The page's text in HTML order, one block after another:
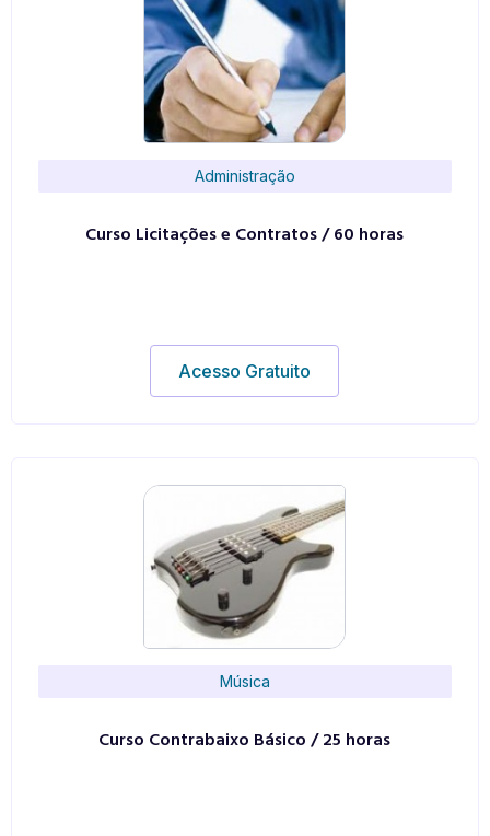
Administração
Curso Licitações e Contratos / 60 horas
Acesso Gratuito
Música
Curso Contrabaixo Básico / 25 horas